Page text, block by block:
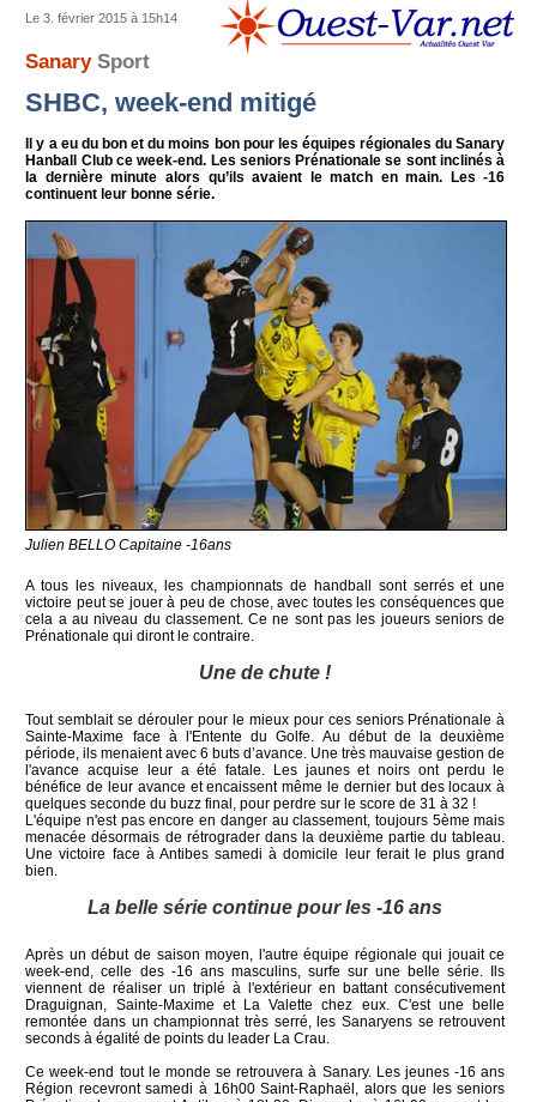
Le 3. février 2015 à 15h14
SanarySport
SHBC, week-end mitigé
Il y a eu du bon et du moins bon pour les équipes régionales du Sanary
Hanball Club ce week-end. Les seniors Prénationale se sont inclinés à
la dernière minute alors qu’ils avaient le match en main. Les -16
continuent leur bonne série.
Julien BELLO Capitaine -16ans
A tous les niveaux, les championnats de handball sont serrés et une
victoire peut se jouer à peu de chose, avec toutes les conséquences que
cela a au niveau du classement. Ce ne sont pas les joueurs seniors de
Prénationale qui diront le contraire.
Une de chute !
Tout semblait se dérouler pour le mieux pour ces seniors Prénationale à
Sainte-Maxime face à l'Entente du Golfe. Au début de la deuxième
période, ils menaient avec 6 buts d’avance. Une très mauvaise gestion de
l'avance acquise leur a été fatale. Les jaunes et noirs ont perdu le
bénéfice de leur avance et encaissent même le dernier but des locaux à
quelques seconde du buzz final, pour perdre sur le score de 31 à 32 !
L'équipe n'est pas encore en danger au classement, toujours 5ème mais
menacée désormais de rétrograder dans la deuxième partie du tableau.
Une victoire face à Antibes samedi à domicile leur ferait le plus grand
bien.
La belle série continue pour les -16 ans
Après un début de saison moyen, l'autre équipe régionale qui jouait ce
week-end, celle des -16 ans masculins, surfe sur une belle série. Ils
viennent de réaliser un triplé à l'extérieur en battant consécutivement
Draguignan, Sainte-Maxime et La Valette chez eux. C'est une belle
remontée dans un championnat très serré, les Sanaryens se retrouvent
seconds à égalité de points du leader La Crau.
Ce week-end tout le monde se retrouvera à Sanary. Les jeunes -16 ans
Région recevront samedi à 16h00 Saint-Raphaël, alors que les seniors